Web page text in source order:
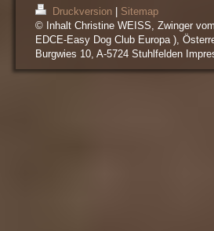
Druckversion
Sitemap
© Inhalt Christine WEISS, Zwinger
EDCE-Easy Dog Club Europa ),
Burgwies 10, A-5724 Stuhlfelden